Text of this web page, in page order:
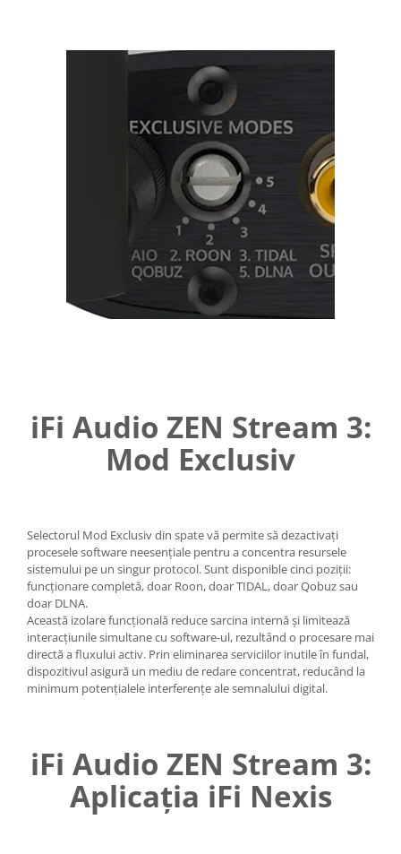
iFi Audio ZEN Stream 3:
Mod Exclusiv
Selectorul Mod Exclusiv din spate vă permite să dezactivați
procesele software neesențiale pentru a concentra resursele
sistemului pe un singur protocol. Sunt disponible cinci poziții:
funcționare completă, doar Roon, doar TIDAL, doar Qobuz sau
doar DLNA.
Această izolare funcțională reduce sarcina internă și limitează
interacțiunile simultane cu software-ul, rezultând o procesare mai
directă a fluxului activ. Prin eliminarea serviciilor inutile în fundal,
dispozitivul asigură un mediu de redare concentrat, reducând la
minimum potențialele interferențe ale semnalului digital.
iFi Audio ZEN Stream 3:
Aplicația iFi Nexis